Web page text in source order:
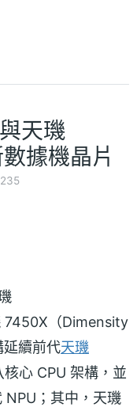
天璣
據機晶片
（Dimensity
續前代天璣
心 CPU 架構，並
NPU；其中，天璣